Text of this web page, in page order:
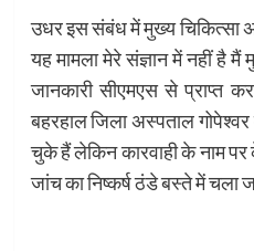
उधर इस संबंध में मुख्य चिकित्सा
यह मामला मेरे संज्ञान में नहीं है
जानकारी सीएमएस से प्राप्त
बहरहाल जिला अस्पताल
चुके हैं लेकिन कारवाही के नाम
जांच का निष्कर्ष ठंडे बस्ते में चला